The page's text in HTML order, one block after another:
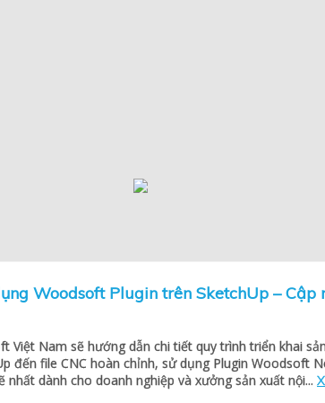
Woodsoft Plugin trên SketchUp – Cập
Việt Nam sẽ hướng dẫn chi tiết quy trình triển khai
đến file CNC hoàn chỉnh, sử dụng Plugin Woodsoft
dành cho doanh nghiệp và xưởng sản xuất nội...